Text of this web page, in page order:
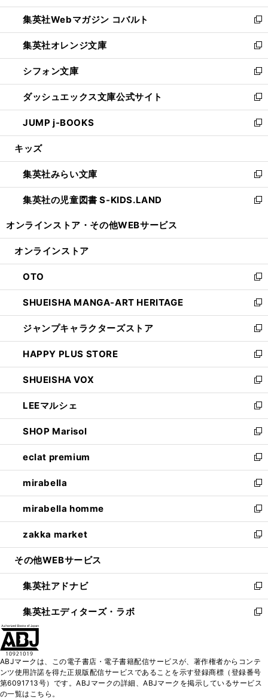
開
く
ウ
で
開
く
ン
ド
ウ
で
開
く
ウ
ィ
ン
ド
ウ
で
開
く
集英社Webマガジン コバルト
新
し
い
ウ
ィ
ン
ド
ウ
で
開
集英社オレンジ文庫
新
し
い
ウ
ィ
ン
ド
ウ
開
く
シフォン文庫
新
し
い
ウ
ィ
ン
ウ
で
開
く
ダッシュエックス文庫公式サイト
新
し
い
ウ
ン
ド
ウ
で
JUMP j-BOOKS
新
し
ウ
ィ
ン
ド
開
キッズ
集英社みらい文庫
新
し
い
ン
ウ
で
開
く
集英社の児童図書 S-KIDS.LAND
新
ウ
ン
ド
ウ
で
開
く
オンラインストア・ その他WEBサービス
オンラインストア
OTO
新
し
い
ウ
ィ
ン
ド
ウ
で
開
く
SHUEISHA MANGA-ART HERITAGE
新
し
い
ウ
ィ
ン
ド
ウ
で
開
く
ジャンプキャラクターズストア
新
し
い
ウ
ィ
ン
ド
ウ
で
開
く
HAPPY PLUS STORE
新
し
い
ウ
ィ
ン
ド
ウ
で
開
く
SHUEISHA VOX
新
し
い
ウ
ィ
ン
ド
ウ
で
開
く
LEEマルシェ
新
し
い
ウ
ィ
ン
ド
ウ
で
開
く
SHOP Marisol
新
し
い
ウ
ィ
ン
ド
ウ
で
開
eclat premium
新
し
い
ウ
ィ
ン
ド
ウ
開
く
mirabella
新
し
い
ウ
ィ
ン
ウ
で
開
く
mirabella homme
新
し
い
ウ
ン
ド
ウ
で
zakka market
新
し
ウ
ィ
ン
ド
く
その他WEBサービス
集英社アドナビ
新
し
い
ド
ウ
で
集英社エディターズ・ラボ
新
ィ
ン
ド
ABJマークは、この電子書店・電子書籍配信サービスが、著作権者からコンテ
ンツ使用許諾を得た正規版配信サービスであることを示す登録商標（登録番号
第6091713号）です。ABJマークの詳細、ABJマークを掲示しているサービス
の一覧はこちら。